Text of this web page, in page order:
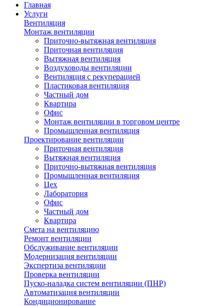
Главная
Услуги
Вентиляция
Монтаж вентиляции
Приточно-вытяжная вентиляция
Приточная вентиляция
Вытяжная вентиляция
Воздуховоды вентиляции
Вентиляция с рекуперацией
Пластиковая вентиляция
Частный дом
Квартира
Офис
Монтаж вентиляции в торговом центре
Промышленная вентиляция
Проектирование вентиляции
Приточная вентиляция
Вытяжная вентиляция
Приточно-вытяжная вентиляция
Промышленная вентиляция
Цех
Лаборатория
Офис
Частный дом
Квартира
Смета на вентиляцию
Ремонт вентиляции
Обслуживание вентиляции
Модернизация вентиляции
Экспертиза вентиляции
Проверка вентиляции
Пуско-наладка систем вентиляции (ПНР)
Автоматизация вентиляции
Кондиционирование